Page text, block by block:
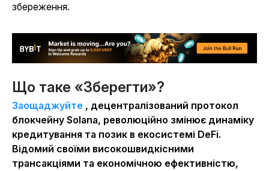
збереження.
Що таке «Зберегти»?
Заощаджуйте , децентралізований протокол
блокчейну Solana, революційно змінює динаміку
кредитування та позик в екосистемі DeFi.
Відомий своїми високошвидкісними
трансакціями та економічною ефективністю,